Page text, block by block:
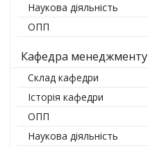
Наукова діяльність
ОПП
Кафедра
Склад кафедри
Історія кафедри
ОПП
Наукова діяльність